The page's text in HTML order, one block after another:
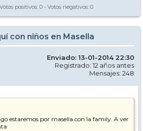
positivos: 0 - Votos negativos: 0
con niños en Masella
Enviado: 13-01-2014 22:30
Registrado: 12 años antes
Mensajes: 248
estaremos por masella con la family. A ver